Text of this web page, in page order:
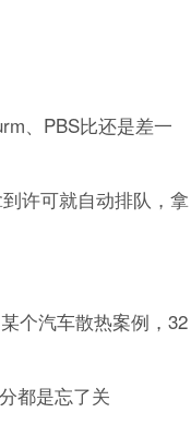
、PBS比还是差一
许可就自动排队，拿
个汽车散热案例，32
都是忘了关